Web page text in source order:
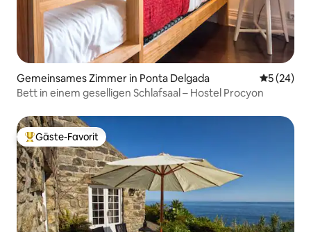
Gemeinsames Zimmer in Ponta Delgada
5 (24)
Bett in einem geselligen Schlafsaal – Hostel Procyon
Beliebter Gäste-Favorit.
Gäste-Favorit